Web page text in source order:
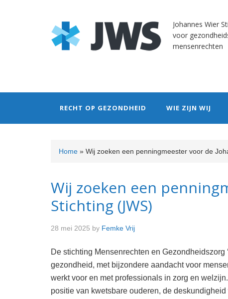
Johannes Wier
voor
mensenrechten
RECHT OP GEZONDHEID WIE ZIJN WIJ
Home » Wij zoeken een penningmeester voor de
Wij zoeken een
Stichting (JWS)
28 mei 2025 by Femke Vrij
De stichting Mensenrechten en Gezondheidszorg
gezondheid, met bijzondere aandacht voor
werkt voor en met professionals in zorg en
positie van kwetsbare ouderen, de